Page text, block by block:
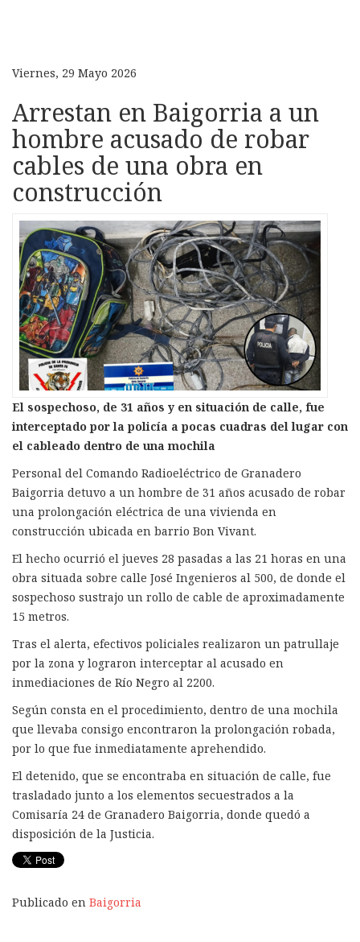
Viernes, 29 Mayo 2026
Arrestan en Baigorria a un
hombre acusado de robar
cables de una obra en
construcción
El sospechoso, de 31 años y en situación de calle, fue
interceptado por la policía a pocas cuadras del lugar con
el cableado dentro de una mochila
Personal del Comando Radioeléctrico de Granadero
Baigorria detuvo a un hombre de 31 años acusado de robar
una prolongación eléctrica de una vivienda en
construcción ubicada en barrio Bon Vivant.
El hecho ocurrió el jueves 28 pasadas a las 21 horas en una
obra situada sobre calle José Ingenieros al 500, de donde el
sospechoso sustrajo un rollo de cable de aproximadamente
15 metros.
Tras el alerta, efectivos policiales realizaron un patrullaje
por la zona y lograron interceptar al acusado en
inmediaciones de Río Negro al 2200.
Según consta en el procedimiento, dentro de una mochila
que llevaba consigo encontraron la prolongación robada,
por lo que fue inmediatamente aprehendido.
El detenido, que se encontraba en situación de calle, fue
trasladado junto a los elementos secuestrados a la
Comisaría 24 de Granadero Baigorria, donde quedó a
disposición de la Justicia.
Publicado en Baigorria